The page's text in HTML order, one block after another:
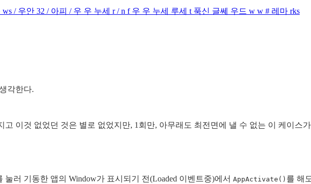
ws / 우안 32 / 아피 / 우 우 누세 r / n f 우 우 누세 루세 t 푹신 글쎄 우드 w w # 레마 rks
각한다.
이것 없었던 것은 별로 없었지만, 1회만, 아무래도 최전면에 낼 수 없는 이 케이스
눌러 기동한 앱의 Window가 표시되기 전(Loaded 이벤트중)에서 AppActivate() 를 해